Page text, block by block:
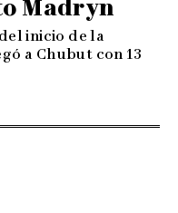
Madryn
inicio de la
a Chubut con 13